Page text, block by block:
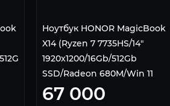
Ноутбук HONOR MagicBook
X14 (Ryzen 7 7735HS/14"
1920x1200/16Gb/512Gb
SSD/Radeon 680M/Win 11
Home) 5301AQKL Серый
67 000